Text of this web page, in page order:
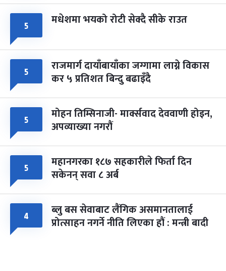
५ मधेशमा भयको रोटी सेक्दै सीके राउत
५ राजमार्ग दायाँबायाँका जग्गामा लाग्ने विकास
कर ५ प्रतिशत बिन्दु बढाइँदै
५ मोहन तिम्सिनाजी- मार्क्सवाद देववाणी होइन,
अपव्याख्या नगरौं
५ महानगरका १८७ सहकारीले फिर्ता दिन
सकेनन् सवा ८ अर्ब
४ ब्लु बस सेवाबाट लैंगिक असमानतालाई
प्रोत्साहन नगर्ने नीति लिएका हौं : मन्त्री बादी